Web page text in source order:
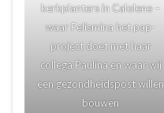
kerkplanters in Calolene –
waar Felismina het pap-
project doet met haar
collega Paulina en waar wij
een gezondheidspost willen
bouwen